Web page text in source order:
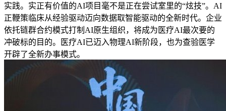
实践。实正有价值的AI项目毫不是正在尝试室里的“炫技”。AI
正鞭策临床从经验驱动迈向数据取智能驱动的全新时代。企业
依托链群合约模式打制AI原生组织，将成为医疗AI最次要的
冲破标的目的。医疗AI已迈入物理AI新阶段，也为查验医学
开辟了全新办事模式。